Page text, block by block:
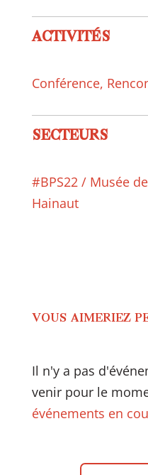
ACTIVITÉS
Conférence,
SECTEURS
#BPS22 / Musée
Hainaut
VOUS AIMERIEZ
Il n'y a pas
venir pour le
événements en